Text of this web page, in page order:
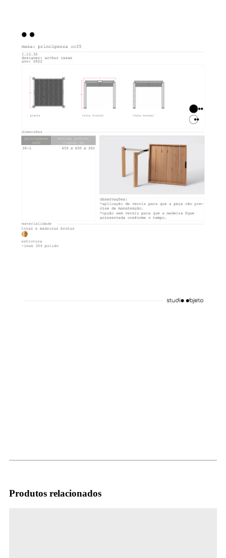
Produtos relacionados